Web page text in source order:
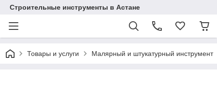
Строительные инструменты в Астане
Товары и услуги Малярный и штукатурный инструмент